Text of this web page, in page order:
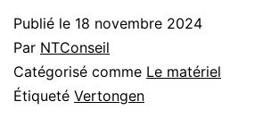
Publié le 18 novembre 2024
Par NTConseil
Catégorisé comme Le matériel
Étiqueté Vertongen